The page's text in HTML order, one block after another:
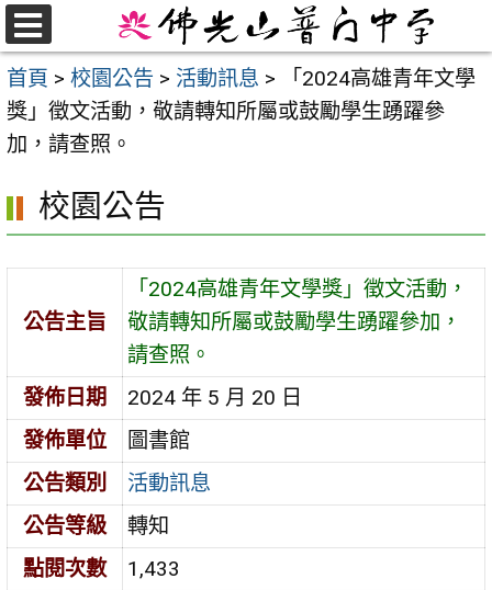
跳
至
主
要
內
首頁 > 校園公告 > 活動訊息 >
「2024高雄青年文學
獎」徵文活動，敬請轉知所屬或鼓勵學生踴躍參
加，請查照。
校園公告
公告主旨
「2024高雄青年文學獎」徵文活動，
敬請轉知所屬或鼓勵學生踴躍參加，
請查照。
發佈日期
2024 年 5 月 20 日
發佈單位
圖書館
公告類別
活動訊息
公告等級
轉知
點閱次數
1,433
選
單